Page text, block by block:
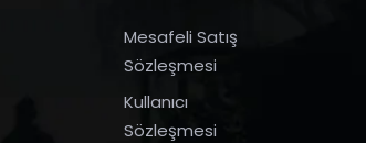
Mesafeli Satış
Sözleşmesi
Kullanıcı
Sözleşmesi